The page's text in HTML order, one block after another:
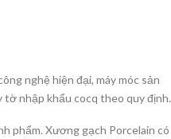
nghệ hiện đại, máy móc sản
nhập khẩu cocq theo quy định.
phẩm. Xương gạch Porcelain có